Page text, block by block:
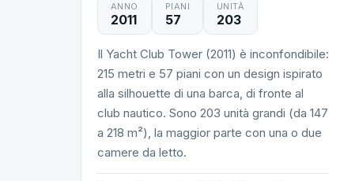
ANNO
2011
PIANI
57
UNITÀ
203
Il Yacht Club Tower (2011) è inconfondibile:
215 metri e 57 piani con un design ispirato
alla silhouette di una barca, di fronte al
club nautico. Sono 203 unità grandi (da 147
a 218 m²), la maggior parte con una o due
camere da letto.